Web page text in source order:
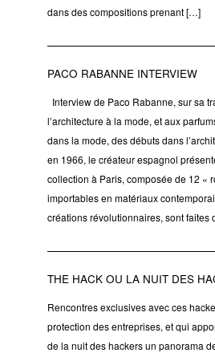
dans des compositions prenant […]
PACO RABANNE INTERVIEW
Interview de Paco Rabanne, sur sa
l’architecture à la mode, et aux
dans la mode, des débuts dans
en 1966, le créateur espagnol
collection à Paris, composée de 12 «
importables en matériaux
créations révolutionnaires, sont
THE HACK OU LA NUIT DES
Rencontres exclusives avec ces
protection des entreprises, et qui
de la nuit des hackers un panorama